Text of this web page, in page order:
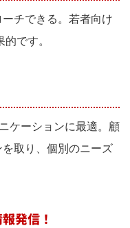
チできる。若者向け
です。
ケーションに最適。顧
取り、個別のニーズ
発信！